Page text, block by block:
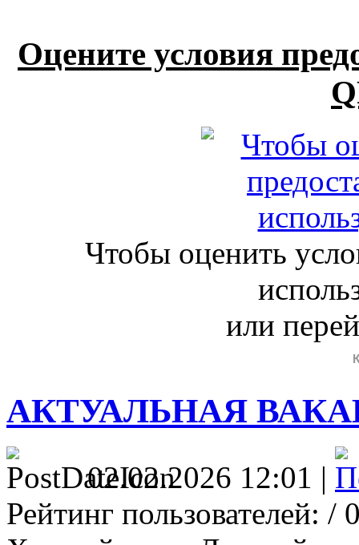
Оцените условия
Чтобы оценить
или
АКТУАЛЬНАЯ
02.02.2026 12:01 |
Рейтинг пользователей: /